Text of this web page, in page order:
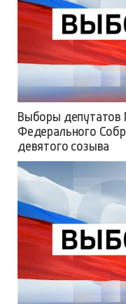
Выборы депутатов
Федерального
девятого созыва